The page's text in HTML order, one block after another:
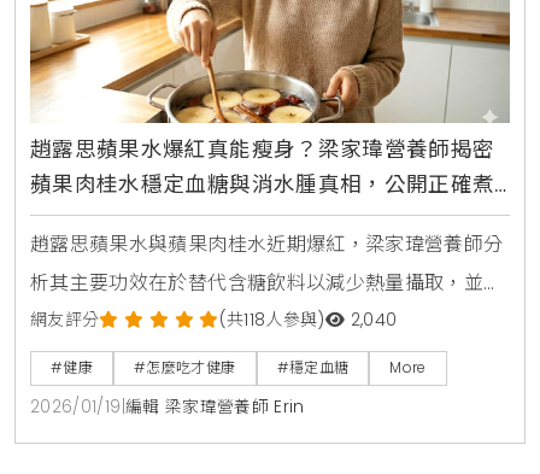
趙露思蘋果水爆紅真能瘦身？梁家瑋營養師揭密
蘋果肉桂水穩定血糖與消水腫真相，公開正確煮
法與3大飲用禁忌
趙露思蘋果水與蘋果肉桂水近期爆紅，梁家瑋營養師分
析其主要功效在於替代含糖飲料以減少熱量攝取，並非
直接燃脂。透過蘋果果膠與肉桂穩定血糖的特性，能增
加飽足感並輔助控制食慾。本文提供正確連皮煮法與比
例，並提醒胃食道逆流、孕婦等族群應謹慎飲用。
網友評分 (共118人參與) 2,040
#健康 #怎麼吃才健康 #穩定血糖 More
2026/01/19 編輯 梁家瑋營養師 Erin